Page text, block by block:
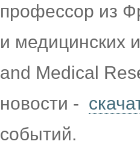
профессор из
и медицинских
and Medical
новости -
событий.